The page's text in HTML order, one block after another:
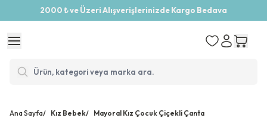
2000 ₺ ve Üzeri Alışverişlerinizde Kargo Bedava
Ana Sayfa/ Kız Bebek/ Mayoral Kız Çocuk Çiçekli Çanta